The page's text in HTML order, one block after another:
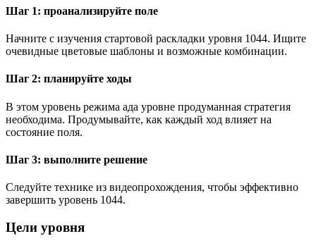
Шаг 1: проанализируйте поле
Начните с изучения стартовой раскладки уровня 1044. Ищите
очевидные цветовые шаблоны и возможные комбинации.
Шаг 2: планируйте ходы
В этом уровень режима ада уровне продуманная стратегия
необходима. Продумывайте, как каждый ход влияет на
состояние поля.
Шаг 3: выполните решение
Следуйте технике из видеопрохождения, чтобы эффективно
завершить уровень 1044.
Цели уровня